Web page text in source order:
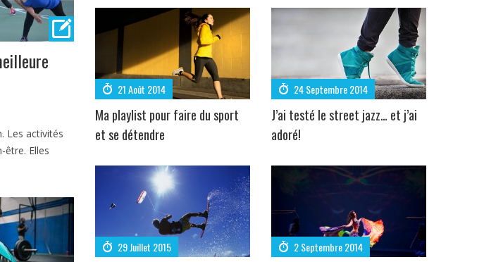
Les activités
être. Elles
21 Août 2014
Ma playlist pour faire du sport
et se détendre
29 Juillet 2015
24 Septembre 2014
J’ai testé le street jazz… et j’ai
adoré!
2 Septembre 2014